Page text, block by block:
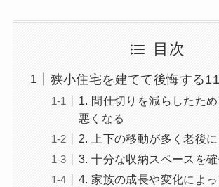
目次
狭小住宅を建てて後悔する
1. 間仕切りを減らしたた
悪くなる
2. 上下の移動が多く老後
3. 十分な収納スペースを
4. 家族の成長や変化によ